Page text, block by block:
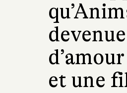
et une